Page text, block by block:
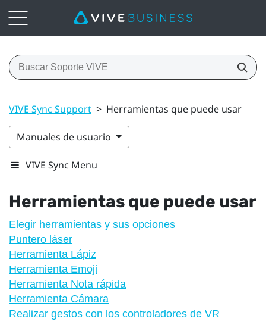
VIVE Sync Support > Herramientas que puede usar
Manuales de usuario
VIVE Sync Menu
Herramientas que puede usar
Elegir herramientas y sus opciones
Puntero láser
Herramienta Lápiz
Herramienta Emoji
Herramienta Nota rápida
Herramienta Cámara
Realizar gestos con los controladores de VR